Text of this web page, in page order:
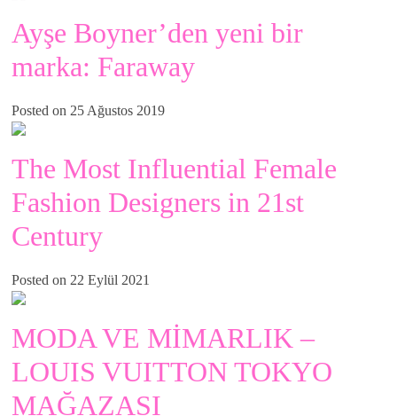
Ayşe Boyner’den yeni bir
marka: Faraway
Posted on 25 Ağustos 2019
The Most Influential Female
Fashion Designers in 21st
Century
Posted on 22 Eylül 2021
MODA VE MİMARLIK –
LOUIS VUITTON TOKYO
MAĞAZASI